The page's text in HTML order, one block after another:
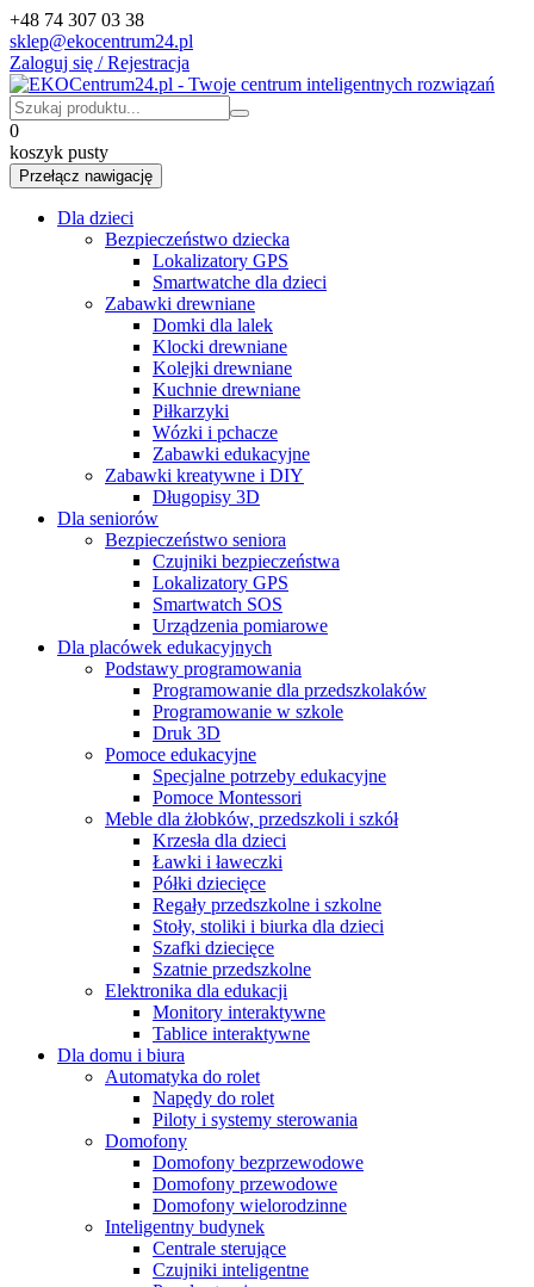
+48 74 307 03 38
sklep@ekocentrum24.pl
Zaloguj się / Rejestracja
0
koszyk pusty
Przełącz nawigację
Dla dzieci
Bezpieczeństwo dziecka
Lokalizatory GPS
Smartwatche dla dzieci
Zabawki drewniane
Domki dla lalek
Klocki drewniane
Kolejki drewniane
Kuchnie drewniane
Piłkarzyki
Wózki i pchacze
Zabawki edukacyjne
Zabawki kreatywne i DIY
Długopisy 3D
Dla seniorów
Bezpieczeństwo seniora
Czujniki bezpieczeństwa
Lokalizatory GPS
Smartwatch SOS
Urządzenia pomiarowe
Dla placówek edukacyjnych
Podstawy programowania
Programowanie dla przedszkolaków
Programowanie w szkole
Druk 3D
Pomoce edukacyjne
Specjalne potrzeby edukacyjne
Pomoce Montessori
Meble dla żłobków, przedszkoli i szkół
Krzesła dla dzieci
Ławki i ławeczki
Półki dziecięce
Regały przedszkolne i szkolne
Stoły, stoliki i biurka dla dzieci
Szafki dziecięce
Szatnie przedszkolne
Elektronika dla edukacji
Monitory interaktywne
Tablice interaktywne
Dla domu i biura
Automatyka do rolet
Napędy do rolet
Piloty i systemy sterowania
Domofony
Domofony bezprzewodowe
Domofony przewodowe
Domofony wielorodzinne
Inteligentny budynek
Centrale sterujące
Czujniki inteligentne